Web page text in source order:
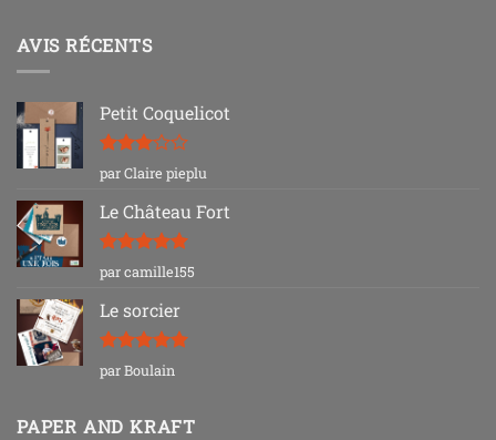
AVIS RÉCENTS
Petit Coquelicot
Note3
sur 5
par Claire pieplu
Le Château Fort
Note5sur
5
par camille155
Le sorcier
Note5sur
5
par Boulain
PAPER AND KRAFT